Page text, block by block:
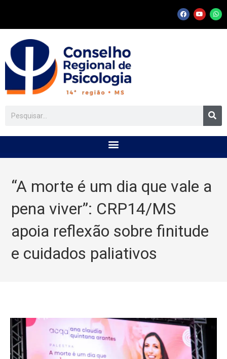
“A morte é um dia que vale a
pena viver”: CRP14/MS
apoia reflexão sobre finitude
e cuidados paliativos